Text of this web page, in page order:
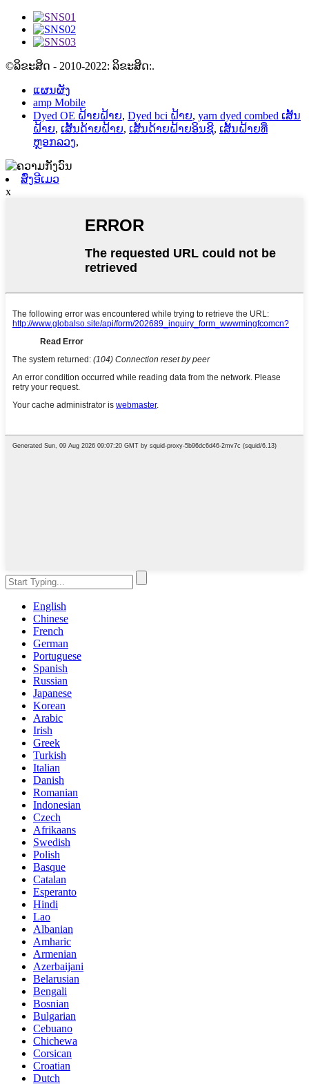
©ລິຂະສິດ - 2010-2022: ລິຂະສິດ:.
ແຜນຜັງ
amp Mobile
Dyed OE ຝ້າຍຝ້າຍ, Dyed bci ຝ້າຍ, yarn dyed combed ເສັ້ນ
ຝ້າຍ, ເສັ້ນດ້າຍຝ້າຍ, ເສັ້ນດ້າຍຝ້າຍອິນຊີ, ເສັ້ນຝ້າຍທີ່
ຫຼອກລວງ,
ສົ່ງອີເມວ
x
English
Chinese
French
German
Portuguese
Spanish
Russian
Japanese
Korean
Arabic
Irish
Greek
Turkish
Italian
Danish
Romanian
Indonesian
Czech
Afrikaans
Swedish
Polish
Basque
Catalan
Esperanto
Hindi
Lao
Albanian
Amharic
Armenian
Azerbaijani
Belarusian
Bengali
Bosnian
Bulgarian
Cebuano
Chichewa
Corsican
Croatian
Dutch